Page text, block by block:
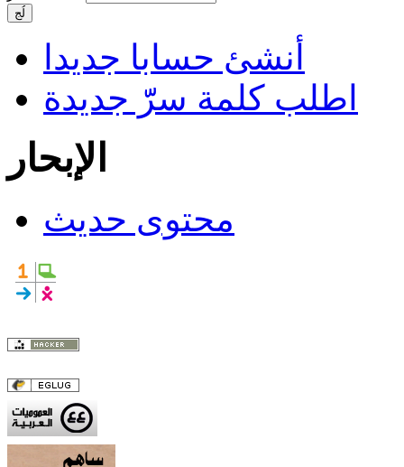
أنشئ حسابا جديدا
اطلب كلمة سرّّ جديدة
الإبحار
محتوى حديث